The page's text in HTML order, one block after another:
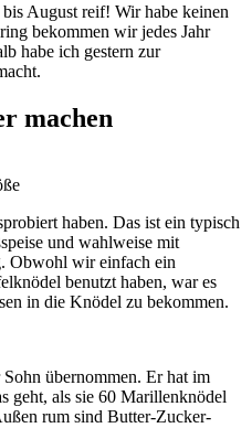
August reif! Wir habe keinen
bekommen wir jedes Jahr
habe ich gestern zur
machen
haben. Das ist ein typisch
und wahlweise mit
Obwohl wir einfach ein
benutzt haben, war es
in die Knödel zu bekommen.
übernommen. Er hat im
geht, als sie 60 Marillenknödel
rum sind Butter-Zucker-